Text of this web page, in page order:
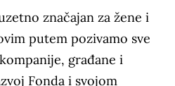
značajan za žene i
putem pozivamo sve
građane i
Fonda i svojom